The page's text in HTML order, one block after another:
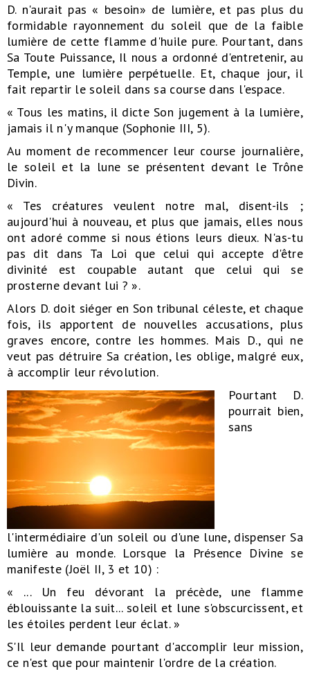
D. n'aurait pas « besoin» de lumière, et pas plus du
formidable rayonnement du soleil que de la faible
lumière de cette flamme d'huile pure. Pourtant, dans
Sa Toute Puissance, Il nous a ordonné d'entretenir, au
Temple, une lumière perpétuelle. Et, chaque jour, il
fait repartir le soleil dans sa course dans l'espace.
« Tous les matins, il dicte Son jugement à la lumière,
jamais il n'y manque (Sophonie III, 5).
Au moment de recommencer leur course journalière,
le soleil et la lune se présentent devant le Trône
Divin.
« Tes créatures veulent notre mal, disent-ils ;
aujourd'hui à nouveau, et plus que jamais, elles nous
ont adoré comme si nous étions leurs dieux. N'as-tu
pas dit dans Ta Loi que celui qui accepte d'être
divinité est coupable autant que celui qui se
prosterne devant lui ? ».
Alors D. doit siéger en Son tribunal céleste, et chaque
fois, ils apportent de nouvelles accusations, plus
graves encore, contre les hommes. Mais D., qui ne
veut pas détruire Sa création, les oblige, malgré eux,
à accomplir leur révolution.
Pourtant D.
pourrait bien,
sans
l'intermédiaire d'un soleil ou d'une lune, dispenser Sa
lumière au monde. Lorsque la Présence Divine se
manifeste (Joël II, 3 et 10) :
« ... Un feu dévorant la précède, une flamme
éblouissante la suit... soleil et lune s'obscurcissent, et
les étoiles perdent leur éclat. »
S'Il leur demande pourtant d'accomplir leur mission,
ce n'est que pour maintenir l'ordre de la création.